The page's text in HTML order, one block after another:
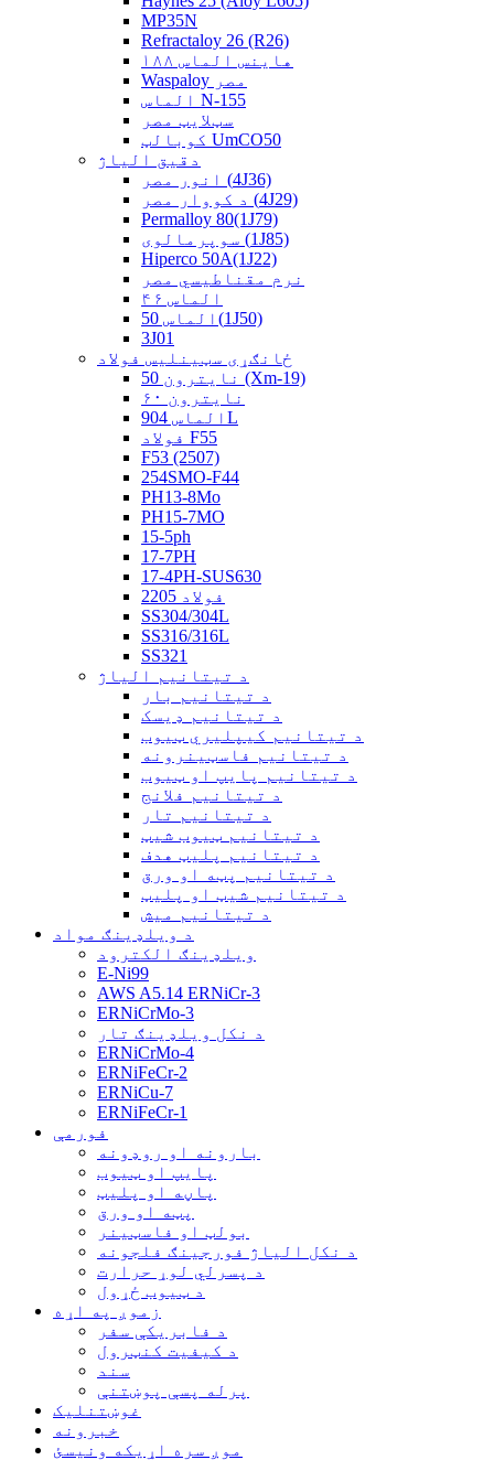
MP35N
Refractaloy 26 (R26)
هاینس الماس ۱۸۸
Waspaloy مصر
الماس N-155
سټلایټ مصر
کوبالټ UmCO50
دقیق الیاژ
انور مصر (4J36)
د کووار مصر (4J29)
Permalloy 80(1J79)
سوپرمالوی (1J85)
Hiperco 50A(1J22)
نرم مقناطیسي مصر
الماس ۴۶
الماس 50(1J50)
3J01
ځانګړی سټینلیس فولاد
نايترون 50 (Xm-19)
نايترون ۶۰
الماس 904L
فولاد F55
F53 (2507)
254SMO-F44
PH13-8Mo
PH15-7MO
15-5ph
17-7PH
17-4PH-SUS630
فولاد 2205
SS304/304L
SS316/316L
SS321
د تیتانیم الیاژ
د تیتانیم بار
د تیتانیم ډیسک
د تیتانیم کیپلیري ټیوب
د تیتانیم فاسټینرونه
د تیتانیم پایپ او ټیوب
د تیتانیم فلانج
د تیتانیم تار
د تیتانیم ټیوب شیټ
د تیتانیم پلیټ هدف
د تیتانیم پټه او ورق
د تیتانیم شیټ او پلیټ
د تیتانیم میش
د ویلډینګ مواد
ویلډینګ الکترود
E-Ni99
AWS A5.14 ERNiCr-3
ERNiCrMo-3
د نکل ویلډینګ تار
ERNiCrMo-4
ERNiFeCr-2
ERNiCu-7
ERNiFeCr-1
فورمې
بارونه او روډونه
پایپ او ټیوب
پاڼه او پلیټ
پټه او ورق
بولټ او فاسټینر
د نکل الیاژ فورجینګ فلجونه
د پسرلي لوړ حرارت
د ټیوب ځړول
زموږ په اړه
د فابریکې سفر
د کیفیت کنټرول
سند
پرله پسې پوښتنې
غوښتنلیک
خبرونه
موږ سره اړیکه ونیسئ